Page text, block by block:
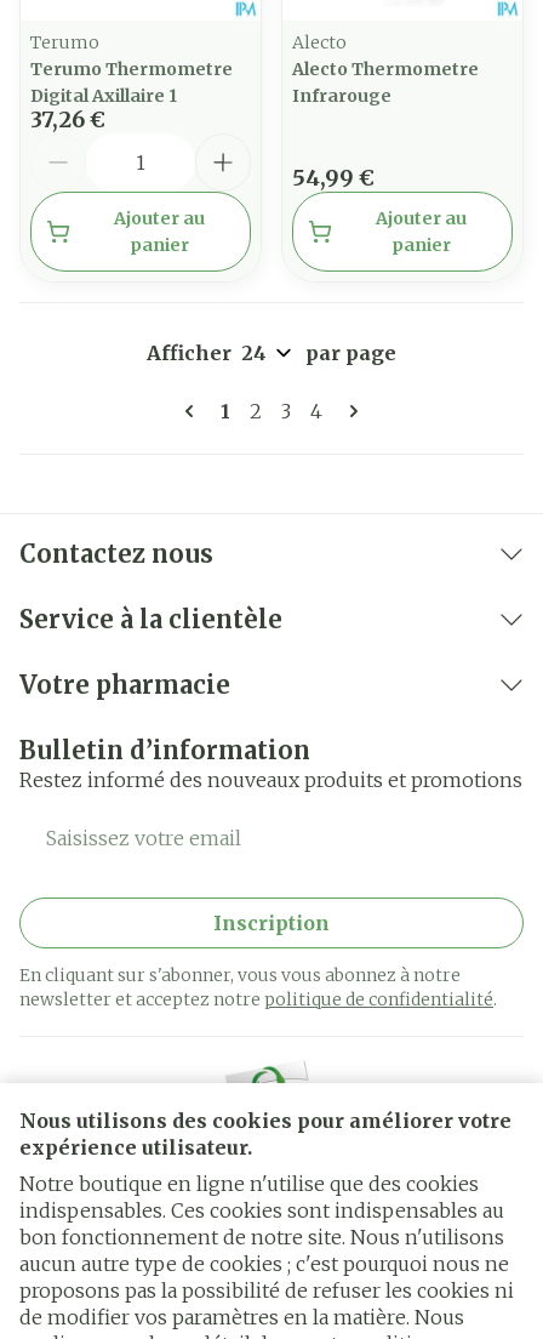
Nous utilisons des cookies pour améliorer votre
expérience utilisateur.
Notre boutique en ligne n'utilise que des cookies
indispensables. Ces cookies sont indispensables au
bon fonctionnement de notre site. Nous n'utilisons
aucun autre type de cookies ; c'est pourquoi nous ne
proposons pas la possibilité de refuser les cookies ni
de modifier vos paramètres en la matière. Nous
Terumo
Terumo Thermometre
Digital Axillaire 1
37,26 €
Ajouter au
panier
Alecto
Alecto Thermometre
Infrarouge
54,99 €
Ajouter au
panier
Pages
Vous lisez actuellement la
1 Page
2 Page
3 Page
4
Afficher par page
Contactez nous
Service à la clientèle
Votre pharmacie
Bulletin d’information
Restez informé des nouveaux produits et promotions
Adresse mail
Inscription
En cliquant sur s'abonner, vous vous abonnez à notre
newsletter et acceptez notre politique de confidentialité.
Liens légaux